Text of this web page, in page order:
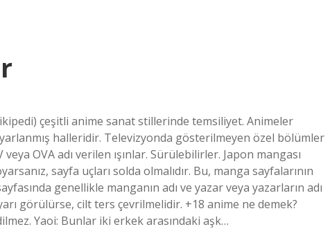
çeşitli anime sanat stillerinde temsiliyet. Animeler
halleridir. Televizyonda gösterilmeyen özel bölümler
OVA adı verilen ışınlar. Sürülebilirler. Japon mangası
sayfa uçları solda olmalıdır. Bu, manga sayfalarının
genellikle manganın adı ve yazar veya yazarların adı
görülürse, cilt ters çevrilmelidir. +18 anime ne demek?
Yaoi: Bunlar iki erkek arasındaki aşk…